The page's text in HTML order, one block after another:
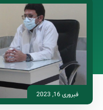
فبروری 16, 2023